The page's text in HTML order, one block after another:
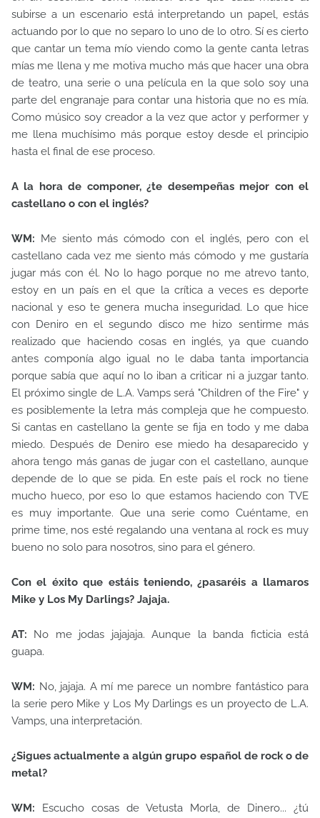
subirse a un escenario está interpretando un papel, estás
actuando por lo que no separo lo uno de lo otro. Sí es cierto
que cantar un tema mío viendo como la gente canta letras
mías me llena y me motiva mucho más que hacer una obra
de teatro, una serie o una película en la que solo soy una
parte del engranaje para contar una historia que no es mía.
Como músico soy creador a la vez que actor y performer y
me llena muchísimo más porque estoy desde el principio
hasta el final de ese proceso.
A la hora de componer, ¿te desempeñas mejor con el
castellano o con el inglés?
WM: Me siento más cómodo con el inglés, pero con el
castellano cada vez me siento más cómodo y me gustaría
jugar más con él. No lo hago porque no me atrevo tanto,
estoy en un país en el que la crítica a veces es deporte
nacional y eso te genera mucha inseguridad. Lo que hice
con Deniro en el segundo disco me hizo sentirme más
realizado que haciendo cosas en inglés, ya que cuando
antes componía algo igual no le daba tanta importancia
porque sabía que aquí no lo iban a criticar ni a juzgar tanto.
El próximo single de L.A. Vamps será "Children of the Fire" y
es posiblemente la letra más compleja que he compuesto.
Si cantas en castellano la gente se fija en todo y me daba
miedo. Después de Deniro ese miedo ha desaparecido y
ahora tengo más ganas de jugar con el castellano, aunque
depende de lo que se pida. En este país el rock no tiene
mucho hueco, por eso lo que estamos haciendo con TVE
es muy importante. Que una serie como Cuéntame, en
prime time, nos esté regalando una ventana al rock es muy
bueno no solo para nosotros, sino para el género.
Con el éxito que estáis teniendo, ¿pasaréis a llamaros
Mike y Los My Darlings? Jajaja.
AT: No me jodas jajajaja. Aunque la banda ficticia está
guapa.
WM: No, jajaja. A mí me parece un nombre fantástico para
la serie pero Mike y Los My Darlings es un proyecto de L.A.
Vamps, una interpretación.
¿Sigues actualmente a algún grupo español de rock o de
metal?
WM: Escucho cosas de Vetusta Morla, de Dinero... ¿tú